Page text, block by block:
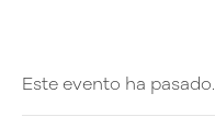
Este evento ha pasado.